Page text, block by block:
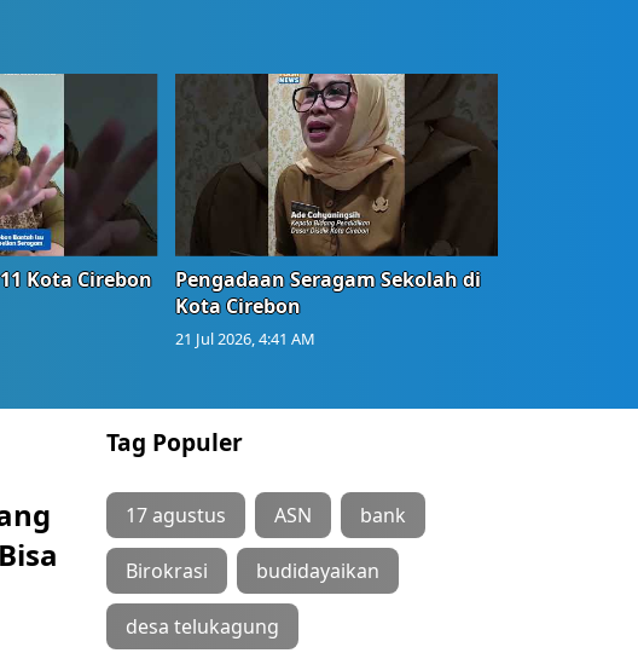
Kota Cirebon
Pengadaan Seragam Sekolah di
Kota Cirebon
21 Jul 2026, 4:41 AM
Tag Populer
17 agustus ASN bank
Birokrasi budidayaikan
desa telukagung